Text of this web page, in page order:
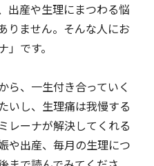
出産や生理にまつわる悩
りません。そんな人にお
です。
ら、一生付き合っていく
いし、生理痛は我慢する
レーナが解決してくれる
や出産、毎月の生理につ